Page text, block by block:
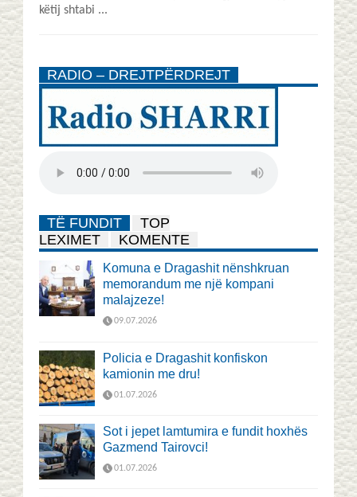
këtij shtabi ...
RADIO – DREJTPËRDREJT
TË FUNDIT
TOP
LEXIMET
KOMENTE
Komuna e Dragashit nënshkruan
memorandum me një kompani
malajzeze!
09.07.2026
Policia e Dragashit konfiskon
kamionin me dru!
01.07.2026
Sot i jepet lamtumira e fundit hoxhës
Gazmend Tairovci!
01.07.2026